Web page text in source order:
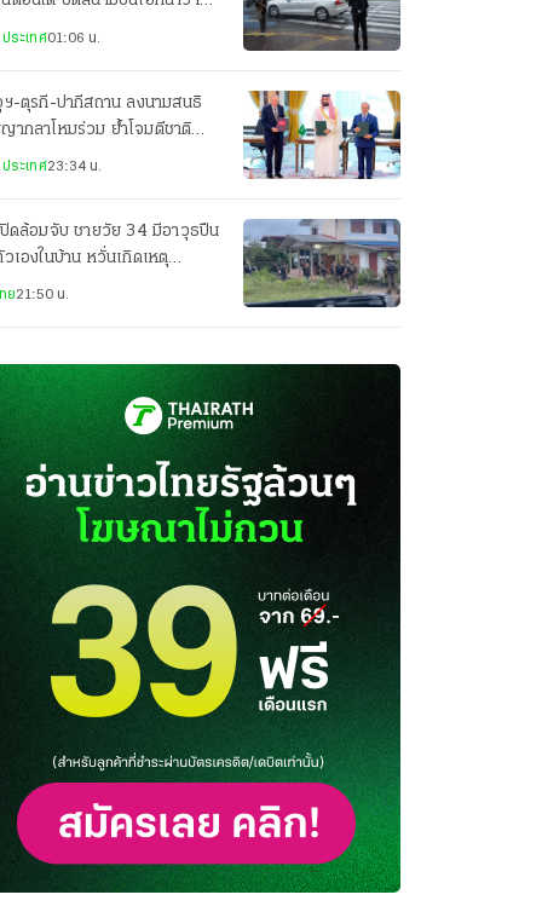
พประชาชน-เจ็บ 3 ราย
ระเทศ01:06 น.
ฯ-ตุรกี-ปากีสถาน ลงนามสนธิ
ากลาโหมร่วม ย้ำโจมตีชาติ
เท่ากับโจมตีทั้ง 3 ประเทศ
ระเทศ23:34 น.
ดล้อมจับ ชายวัย 34 มีอาวุธปืน
วเองในบ้าน หวั่นเกิดเหตุ
ย21:50 น.